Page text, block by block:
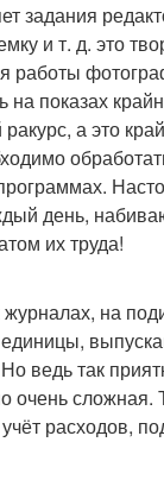
задания
и т. д. это
работы
показах
а это
день,
их труда!
на
ведь так
очень сложная.
расходов,